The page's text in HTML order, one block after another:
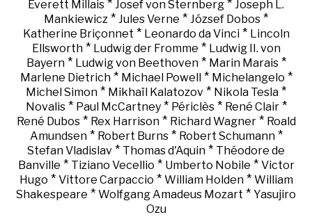
Everett Millais * Josef von Sternberg * Joseph L.
Mankiewicz * Jules Verne * József Dobos *
Katherine Briçonnet * Leonardo da Vinci* Lincoln
Ellsworth* Ludwig der Fromme * Ludwig II. von
Bayern* Ludwig von Beethoven* Marin Marais*
Marlene Dietrich* Michael Powell* Michelangelo *
Michel Simon * Mikhaïl Kalatozov * Nikola Tesla *
Novalis* Paul McCartney* Périclès* René Clair*
René Dubos* Rex Harrison* Richard Wagner* Roald
Amundsen* Robert Burns* Robert Schumann*
Stefan Vladislav * Thomas d'Aquin * Théodore de
Banville * Tiziano Vecellio * Umberto Nobile * Victor
Hugo * Vittore Carpaccio * William Holden* William
Shakespeare * Wolfgang Amadeus Mozart * Yasujiro
Ozu